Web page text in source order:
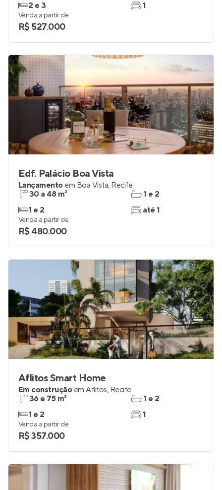
2 e 3
1
Venda a partir de
R$ 527.000
Edf. Palácio Boa Vista
Lançamento em Boa Vista, Recife
30 a 48 m²
1 e 2
1 e 2
até 1
Venda a partir de
R$ 480.000
Aflitos Smart Home
Em construção em Aflitos, Recife
36 e 75 m²
1 e 2
1 e 2
1
Venda a partir de
R$ 357.000